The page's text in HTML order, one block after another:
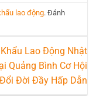
lao động. Đánh
Lao Động Nhật
Quảng Bình Cơ Hội
Đổi Đời Đầy Hấp Dẫn